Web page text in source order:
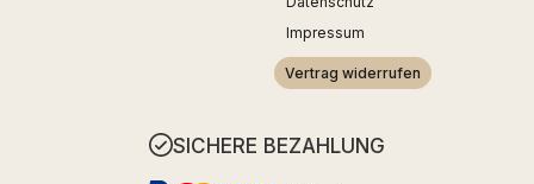
Impressum
Vertrag widerrufen
SICHERE BEZAHLUNG